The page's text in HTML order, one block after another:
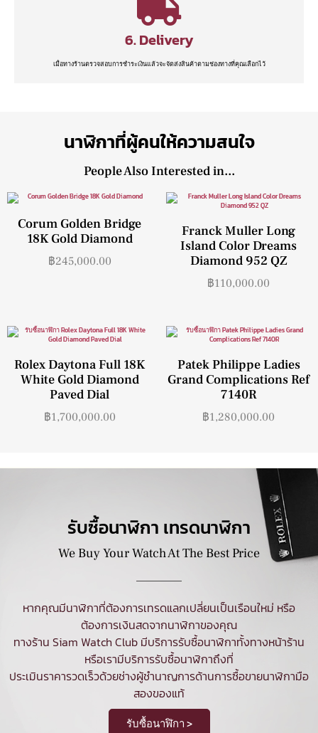
6. Delivery
เมื่อทางร้านตรวจสอบการชำระเงินแล้วจะจัดส่งสินค้าตามช่องทางที่คุณเลือกไว้
นาฬิกาที่ผู้คนให้ความสนใจ
People Also Interested in...
Corum Golden Bridge
18K Gold Diamond
฿245,000.00
Franck Muller Long
Island Color Dreams
Diamond 952 QZ
฿110,000.00
Rolex Daytona Full 18K
White Gold Diamond
Paved Dial
฿1,700,000.00
Patek Philippe Ladies
Grand Complications Ref
7140R
฿1,280,000.00
รับซื้อนาฬิกา เทรดนาฬิกา
We Buy Your Watch At The Best Price
หากคุณมีนาฬิกาที่ต้องการเทรดแลกเปลี่ยนเป็นเรือนใหม่ หรือ
ต้องการเงินสดจากนาฬิกาของคุณ
ทางร้าน Siam Watch Club มีบริการรับซื้อนาฬิกาทั้งทางหน้าร้าน
หรือเรามีบริการรับซื้อนาฬิกาถึงที่
ประเมินราคารวดเร็วด้วยช่างผู้ชำนาญการด้านการซื้อขายนาฬิกามือ
สองของแท้
รับซื้อนาฬิกา >